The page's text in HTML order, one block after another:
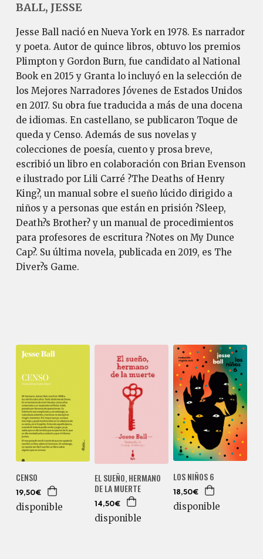
BALL, JESSE
Jesse Ball nació en Nueva York en 1978. Es narrador
y poeta. Autor de quince libros, obtuvo los premios
Plimpton y Gordon Burn, fue candidato al National
Book en 2015 y Granta lo incluyó en la selección de
los Mejores Narradores Jóvenes de Estados Unidos
en 2017. Su obra fue traducida a más de una docena
de idiomas. En castellano, se publicaron Toque de
queda y Censo. Además de sus novelas y
colecciones de poesía, cuento y prosa breve,
escribió un libro en colaboración con Brian Evenson
e ilustrado por Lili Carré ?The Deaths of Henry
King?, un manual sobre el sueño lúcido dirigido a
niños y a personas que están en prisión ?Sleep,
Death?s Brother? y un manual de procedimientos
para profesores de escritura ?Notes on My Dunce
Cap?. Su última novela, publicada en 2019, es The
Diver?s Game.
CENSO
19,50€
disponible
EL SUEÑO, HERMANO
DE LA MUERTE
14,50€
disponible
LOS NIÑOS 6
18,50€
disponible